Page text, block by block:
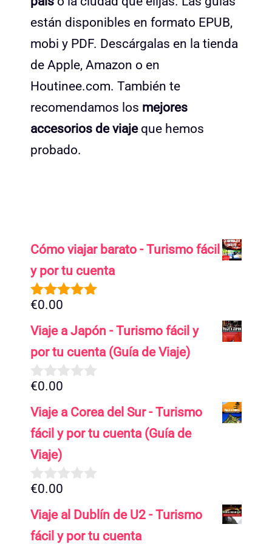
están disponibles en formato EPUB,
mobi y PDF. Descárgalas en la tienda
de Apple, Amazon o en
Houtinee.com. También te
recomendamos los mejores
accesorios de viajeque hemos
probado.
Cómo viajar barato - Turismo fácil
y por tu cuenta
5.00de 5
€0.00
Viaje a Japón - Turismo fácil y
por tu cuenta (Guía de Viaje)
0
e
5
€0.00
Viaje a Corea del Sur - Turismo
fácil y por tu cuenta (Guía de
Viaje)
0
e
5
€0.00
Viaje al Dublín de U2 - Turismo
fácil y por tu cuenta